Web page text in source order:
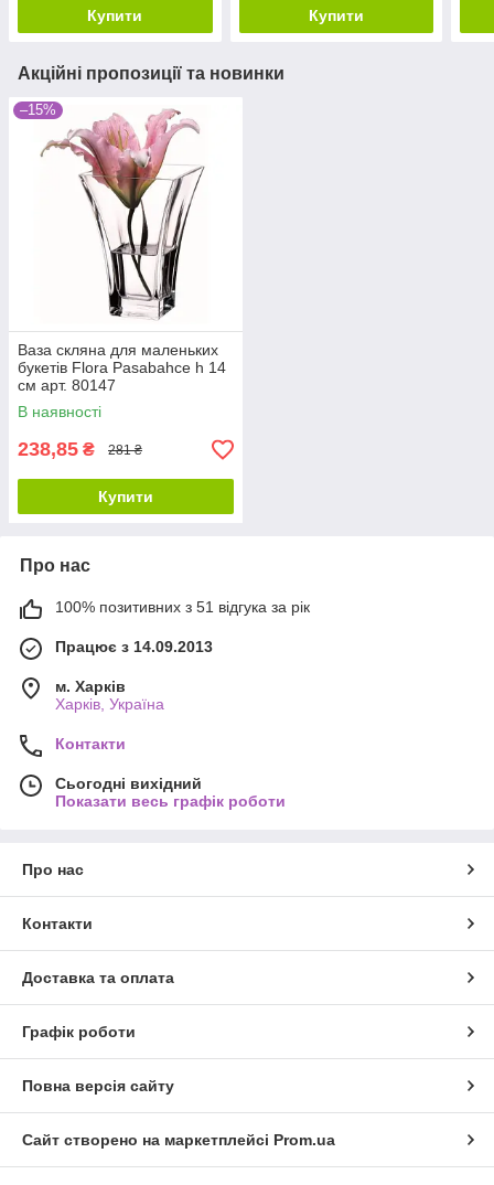
Купити Купити
Акційні пропозиції та новинки
–15%
Ваза скляна для маленьких
букетів Flora Pasabahce h 14
см арт. 80147
В наявності
238,85 ₴ 281 ₴
Купити
Про нас
100% позитивних з 51 відгука за рік
Працює з 14.09.2013
м. Харків
Харків, Україна
Контакти
Сьогодні вихідний
Показати весь графік роботи
Про нас
Контакти
Доставка та оплата
Графік роботи
Повна версія сайту
Сайт створено на маркетплейсі Prom.ua